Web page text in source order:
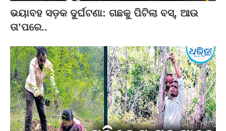
ଭୟାବହ ସଡ଼କ ଦୁର୍ଘଟଣା: ଗଛକୁ ପିଟିଲା ବସ୍‌, ଆଉ
ତା’ପରେ..